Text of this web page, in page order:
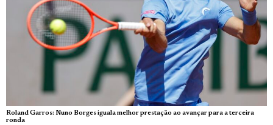
Roland Garros: Nuno Borges iguala melhor prestação ao avançar para a terceira
ronda